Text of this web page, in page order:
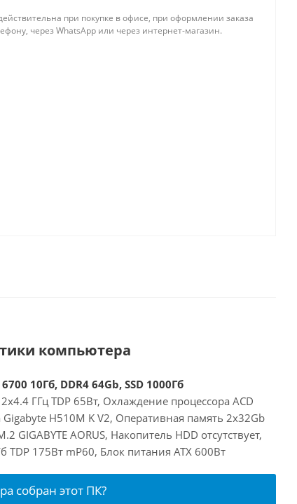
при покупке в офисе, при оформлении заказа
через WhatsApp или через интернет-магазин.
компьютера
10Гб, DDR4 64Gb, SSD 1000Гб
ГГц TDP 65Вт, Охлаждение процессора ACD
H510M K V2, Оперативная память 2x32Gb
GIGABYTE AORUS, Накопитель HDD отсутствует,
TDP 175Вт mP60, Блок питания ATX 600Вт
собран этот ПК?